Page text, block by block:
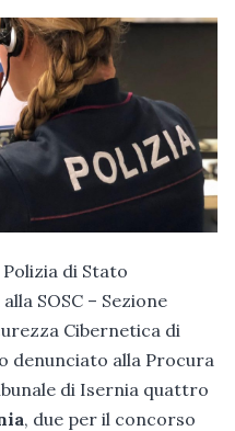
di Stato
SOSC – Sezione
Cibernetica di
denunciato alla Procura
di Isernia quattro
, due per il concorso